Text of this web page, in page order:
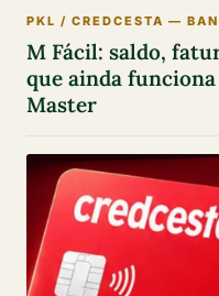
PKL / CREDCESTA —
M Fácil: saldo,
que ainda
Master